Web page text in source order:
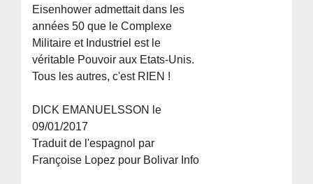
Eisenhower admettait dans les
années 50 que le Complexe
Militaire et Industriel est le
véritable Pouvoir aux Etats-Unis.
Tous les autres, c'est RIEN !
DICK EMANUELSSON le
09/01/2017
Traduit de l'espagnol par
Françoise Lopez pour Bolivar Info